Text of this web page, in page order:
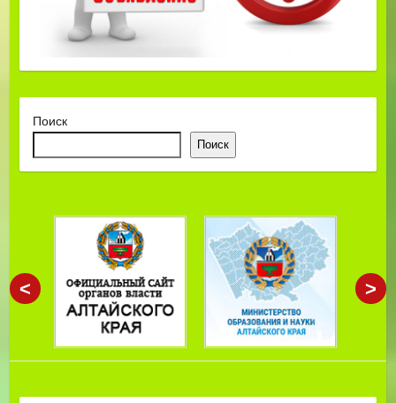
Поиск
Поиск
< >